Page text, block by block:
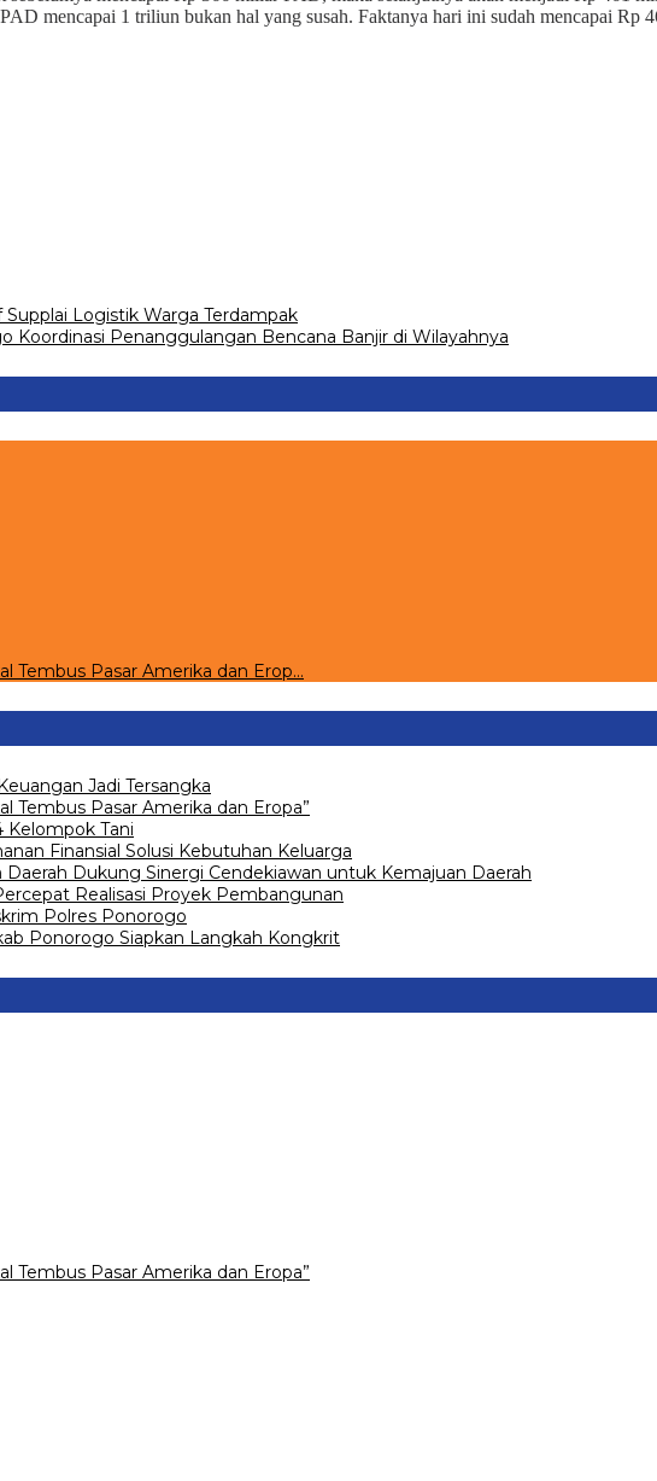
mencapai 1 triliun bukan hal yang susah. Faktanya hari ini sudah mencapai Rp
Logistik Warga Terdampak
Koordinasi Penanggulangan Bencana Banjir di Wilayahnya
Tembus Pasar Amerika dan Erop…
Jadi Tersangka
Tembus Pasar Amerika dan Eropa”
Kelompok Tani
Finansial Solusi Kebutuhan Keluarga
Dukung Sinergi Cendekiawan untuk Kemajuan Daerah
Realisasi Proyek Pembangunan
Polres Ponorogo
Ponorogo Siapkan Langkah Kongkrit
Tembus Pasar Amerika dan Eropa”